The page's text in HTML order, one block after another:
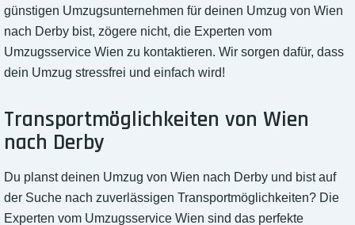
günstigen Umzugsunternehmen für deinen Umzug von Wien
nach Derby bist, zögere nicht, die Experten vom
Umzugsservice Wien zu kontaktieren. Wir sorgen dafür, dass
dein Umzug stressfrei und einfach wird!
Transportmöglichkeiten von Wien
nach Derby
Du planst deinen Umzug von Wien nach Derby und bist auf
der Suche nach zuverlässigen Transportmöglichkeiten? Die
Experten vom Umzugsservice Wien sind das perfekte